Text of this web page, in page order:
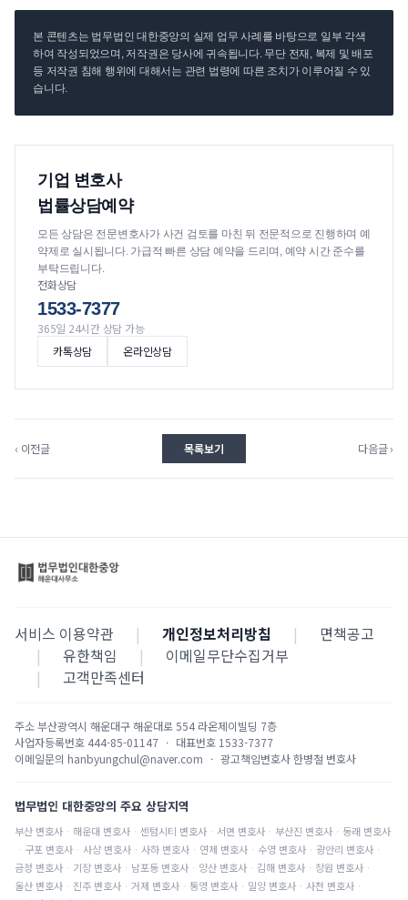
본 콘텐츠는 법무법인 대한중앙의 실제 업무 사례를 바탕으로 일부 각색
하여 작성되었으며, 저작권은 당사에 귀속됩니다. 무단 전재, 복제 및 배포
등 저작권 침해 행위에 대해서는 관련 법령에 따른 조치가 이루어질 수 있
습니다.
기업 변호사
법률상담예약
모든 상담은 전문변호사가 사건 검토를 마친 뒤 전문적으로 진행하며 예
약제로 실시됩니다. 가급적 빠른 상담 예약을 드리며, 예약 시간 준수를
부탁드립니다.
전화상담
1533-7377
365일 24시간 상담 가능
카톡상담
온라인상담
‹ 이전글 목록보기 다음글 ›
서비스 이용약관 | 개인정보처리방침 |
면책공고
|
유한책임 |
이메일무단수집거부
|
고객만족센터
주소부산광역시 해운대구 해운대로 554 라온제이빌딩 7층
사업자등록번호 444-85-01147 · 대표번호 1533-7377
이메일문의 hanbyungchul@naver.com · 광고책임변호사한병철 변호사
법무법인 대한중앙의 주요 상담지역
부산 변호사 · 해운대 변호사 · 센텀시티 변호사 · 서면 변호사 · 부산진 변호사 · 동래 변호사
· 구포 변호사 · 사상 변호사 · 사하 변호사 · 연제 변호사 · 수영 변호사 · 광안리 변호사 ·
금정 변호사 · 기장 변호사 · 남포동 변호사 · 양산 변호사 · 김해 변호사 · 창원 변호사 ·
울산 변호사 · 진주 변호사 · 거제 변호사 · 통영 변호사 · 밀양 변호사 · 사천 변호사 ·